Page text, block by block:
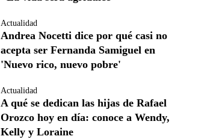
Actualidad
Andrea Nocetti dice por qué casi no
acepta ser Fernanda Samiguel en
'Nuevo rico, nuevo pobre'
Actualidad
A qué se dedican las hijas de Rafael
Orozco hoy en día: conoce a Wendy,
Kelly y Loraine